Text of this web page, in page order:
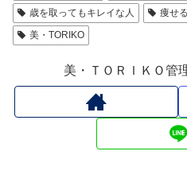
歳を取ってもキレイな人
痩せる
美・TORIKO
美・ＴＯＲＩＫＯ管